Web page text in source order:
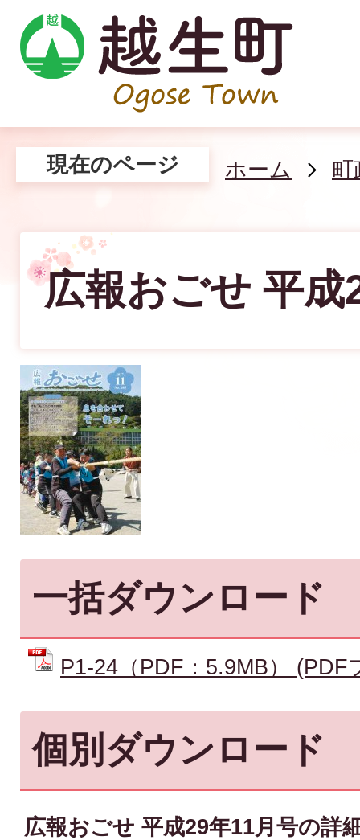
現在のページ ホーム 町
広報おごせ 平成
一括ダウンロード
P1-24（PDF：5.9MB） (PDF
個別ダウンロード
広報おごせ 平成29年11月号の詳